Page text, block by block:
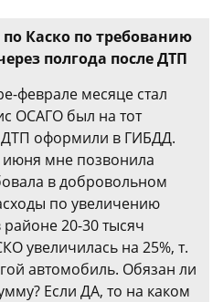
Каско по требованию
полгода после ДТП
феврале месяце стал
ОСАГО был на тот
оформили в ГИБДД.
мне позвонила
в добровольном
по увеличению
20-30 тысяч
увеличилась на 25%, т.
автомобиль. Обязан ли
Если ДА, то на каком